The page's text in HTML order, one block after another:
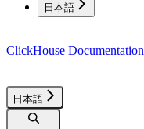
日本語
ClickHouse Documentation
日本語